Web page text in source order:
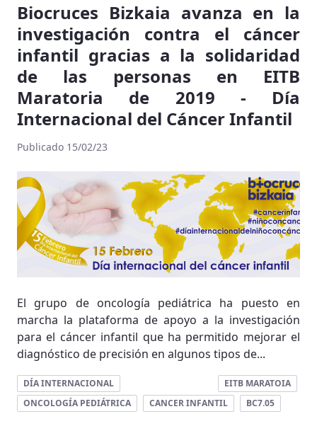
Biocruces Bizkaia avanza en la
investigación contra el cáncer
infantil gracias a la solidaridad
de las personas en EITB
Maratoria de 2019 - Día
Internacional del Cáncer Infantil
Publicado 15/02/23
El grupo de oncología pediátrica ha puesto en
marcha la plataforma de apoyo a la investigación
para el cáncer infantil que ha permitido mejorar el
diagnóstico de precisión en algunos tipos de...
DÍA INTERNACIONAL
EITB MARATOIA
ONCOLOGÍA PEDIÁTRICA
CANCER INFANTIL BC7.05